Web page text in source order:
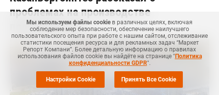
проблемах на производстве
поликарбоната
Мы используем файлы cookieв различных целях, включая
соблюдение мер безопасности, обеспечение наилучшего
пользовательского опыта при работе с нашим сайтом, отслеживание
статистики посещения ресурса и для рекламных задач “Маркет
Репорт Компани”. Более детальную информацию о правилах
использования файлов cookie вы найдёте на странице "Политика
конфиденциальности GDPR".
Настройки Cookie Принять Все Cookie